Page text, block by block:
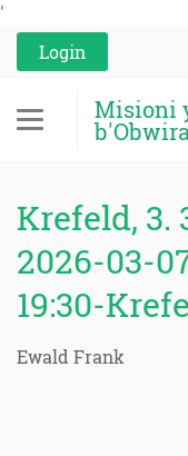
'
Login
Misioni
Krefeld, 3.
2026-03-
19:30-
Ewald Frank